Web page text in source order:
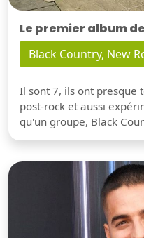
Le premier album
Black Country, New
Il sont 7, ils ont presque
post-rock et aussi
qu'un groupe, Black